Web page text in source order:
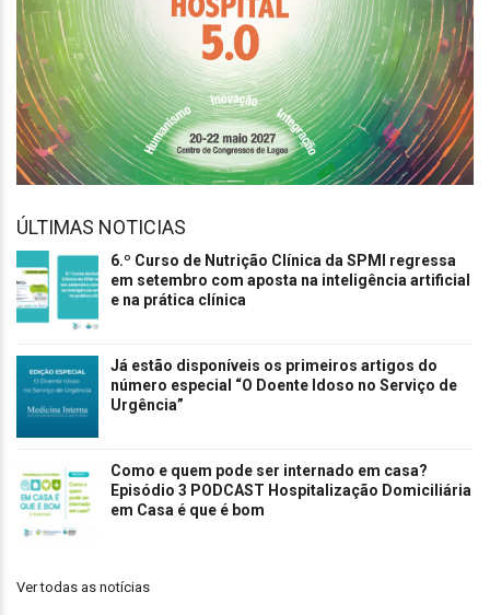
ÚLTIMAS NOTICIAS
6.º Curso de Nutrição Clínica da SPMI regressa
em setembro com aposta na inteligência artificial
e na prática clínica
Já estão disponíveis os primeiros artigos do
número especial “O Doente Idoso no Serviço de
Urgência”
Como e quem pode ser internado em casa?
Episódio 3 PODCAST Hospitalização Domiciliária
em Casa é que é bom
Ver todas as notícias